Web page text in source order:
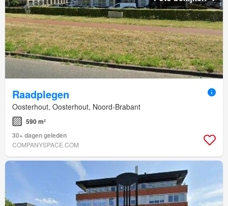
Raadplegen
Oosterhout, Oosterhout, Noord-Brabant
590 m²
30+ dagen geleden
COMPANYSPACE.COM